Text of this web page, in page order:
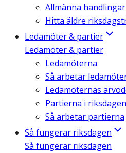
Allmänna handlingar
Hitta äldre
Ledamöter & partier
Ledamöter & partier
Ledamöterna
Så arbetar
Ledamöternas
Partierna i riksdagen
Så arbetar partierna
Så fungerar riksdagen
Så fungerar riksdagen